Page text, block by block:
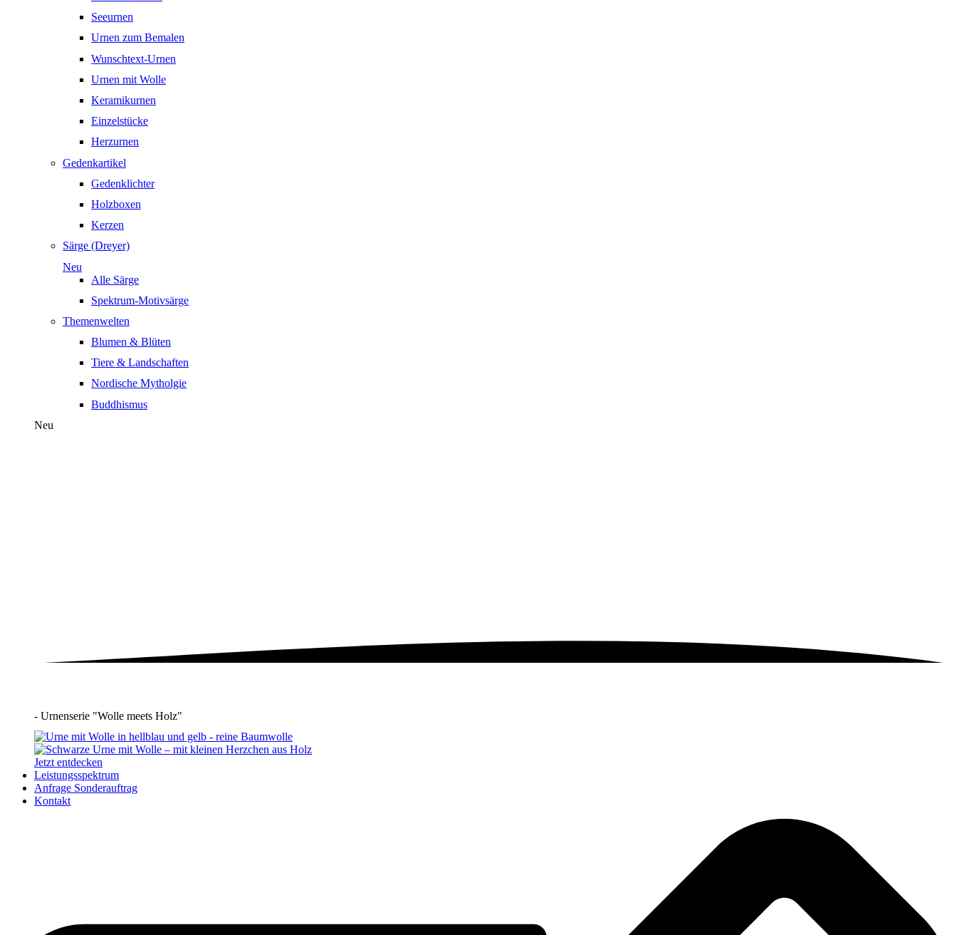
Seeurnen
Urnen zum Bemalen
Wunschtext-Urnen
Urnen mit Wolle
Keramikurnen
Einzelstücke
Herzurnen
Gedenkartikel
Gedenklichter
Holzboxen
Kerzen
Särge (Dreyer)
Neu
Alle Särge
Spektrum-Motivsärge
Themenwelten
Blumen & Blüten
Tiere & Landschaften
Nordische Mytholgie
Buddhismus
Neu
- Urnenserie "Wolle meets Holz"
Jetzt entdecken
Leistungsspektrum
Anfrage Sonderauftrag
Kontakt